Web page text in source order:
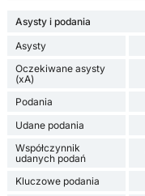
Asysty i podania
Asysty
Oczekiwane asysty
(xA)
Podania
Udane podania
Współczynnik
udanych podań
Kluczowe podania